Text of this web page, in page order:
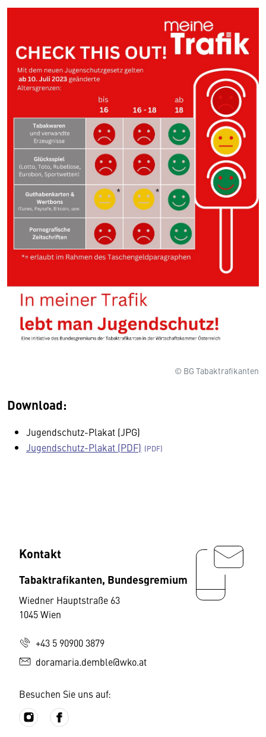
© BG Tabaktrafikanten
Download:
Jugendschutz-Plakat (JPG)
Jugendschutz-Plakat (PDF)
Kontakt
Tabaktrafikanten, Bundesgremium
Wiedner Hauptstraße 63
1045 Wien
+43 5 90900 3879
doramaria.demble@wko.at
Besuchen Sie uns auf: